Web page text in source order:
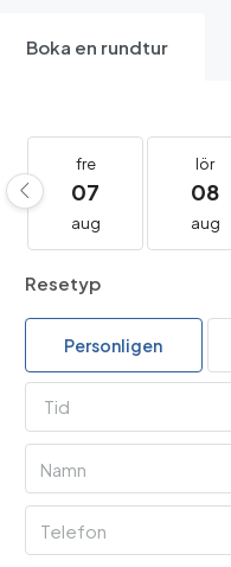
Boka en rundtur
fre
07
aug
lör
08
aug
Resetyp
Personligen
Tid